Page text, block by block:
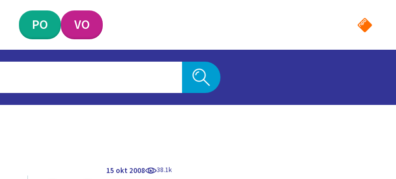
PO VO
15 okt 2008 38.1k